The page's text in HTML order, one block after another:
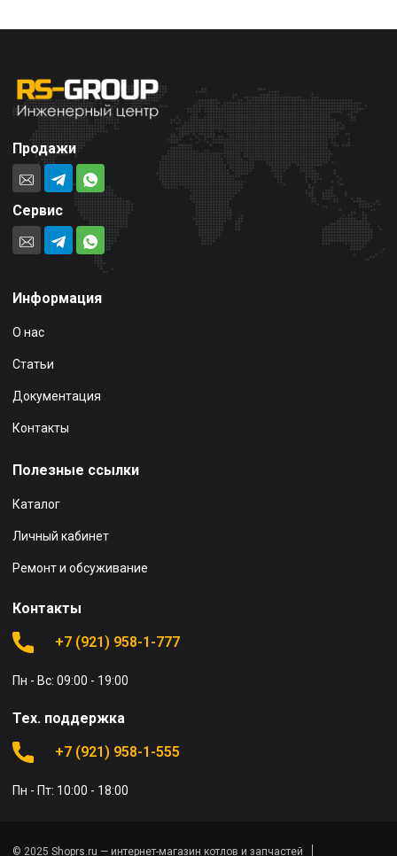
Продажи
Сервис
Информация
О нас
Статьи
Документация
Контакты
Полезные ссылки
Каталог
Личный кабинет
Ремонт и обсуживание
Контакты
+7 (921) 958-1-777
Пн - Вс: 09:00 - 19:00
Тех. поддержка
+7 (921) 958-1-555
Пн - Пт: 10:00 - 18:00
© 2025 Shoprs.ru — интернет-магазин котлов и запчастей